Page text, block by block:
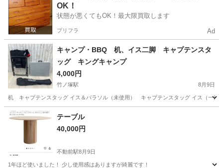
OK！
状態が悪くてもOK！最大限買取します
プリフラ Ad
キャンプ・BBQ 机、イス二脚 キャプテンスタ
ッグ キングキャンプ
4,000円
竹ノ塚駅 8月9日
机 キャプテンスタッグ イス＆パラソル（未使用） キャプテンスタッグ イス（一度
東京 足立区 竹ノ塚駅
テーブル
40,000円
不動前駅8月9日
1年ほど使いました！ 少し使用感はありますが綺麗です！